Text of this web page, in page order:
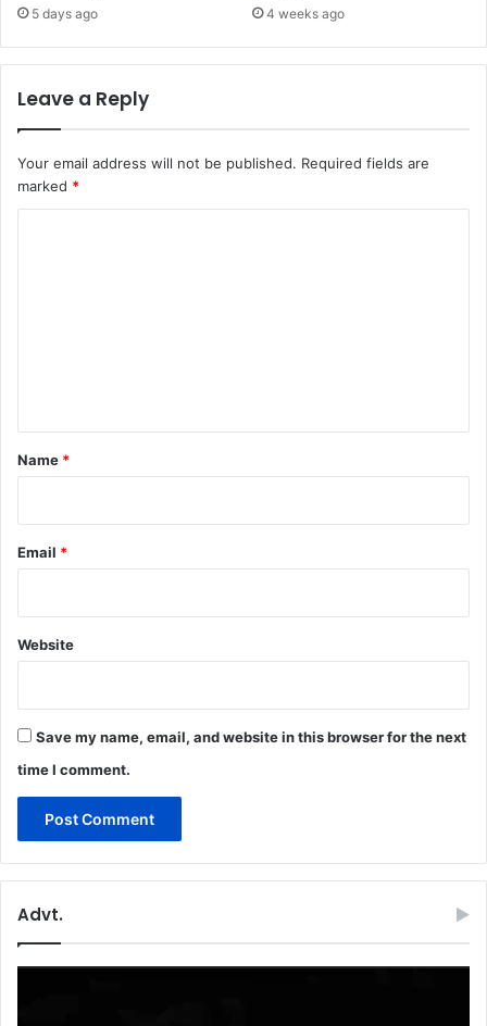
5 days ago 4 weeks ago
Leave a Reply
Your email address will not be published. Required fields are
marked *
*
Name *
Email *
Website
Save my name, email, and website in this browser for the next
time I comment.
Advt.